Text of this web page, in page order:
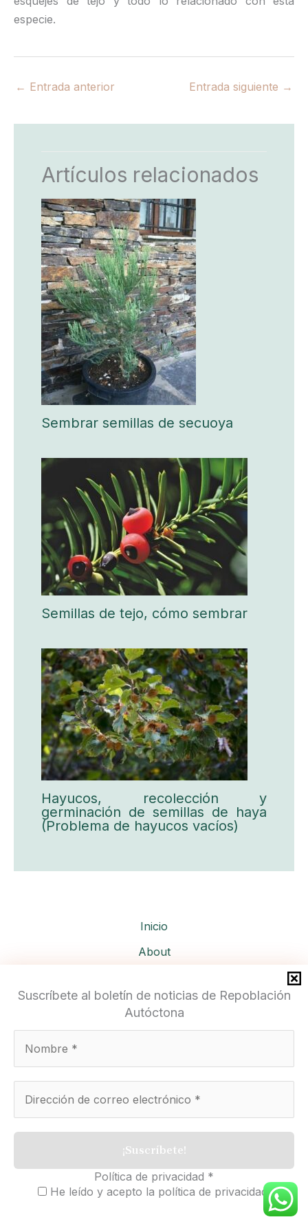
especie.
Suscríbete al boletín de noticias de Repoblación
Autóctona
Política de privacidad *
He leído y acepto la política de privacidad.
← Entrada anterior Entrada siguiente →
Artículos relacionados
Sembrar semillas de secuoya
Semillas de tejo, cómo sembrar
Hayucos, recolección y
germinación de semillas de haya
(Problema de hayucos vacíos)
Inicio
About
Repoblación Autóctona